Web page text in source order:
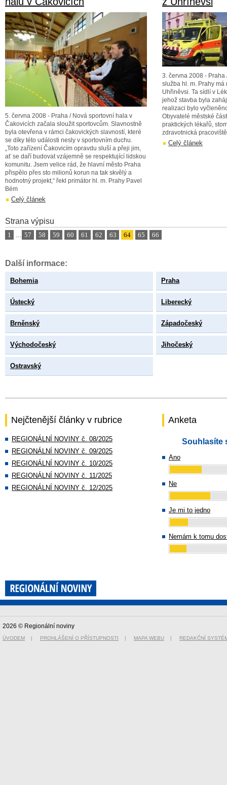
5. června 2008 - Praha / Nová sportovní hala v
Čakovicích začala sloužit sportovcům. Slavnostně
byla otevřena v rámci čakovických slavností, které
se díky této události nesly v sportovním duchu.
„Toto zařízení Čakovicím opravdu sluší a přeji jim,
ať se daří budovat vzájemně se respektující lidskou
komunitu. Jsem velice rád, že hlavní město Praha
přispělo přes sto milionů korun na tak skvělý a
hodnotný projekt,“ řekl primátor hl. m. Prahy Pavel
Bém
Celý článek
3. června 2008 -
služba hl. m. Prahy
Uhřiněvsi. Ta sídlí v
jehož stavba byla
realizaci bylo
Obyvatelé městské
praktických lékařů,
zdravotnická
Celý článek
Strana výpisu
1 ... 57 58 59 60 61 62 63 64 65 66
Další informace:
Bohemia Praha
Ústecký Liberecký
Brněnský Západočeský
Východočeský Jihočeský
Ostravský
Nejčtenější články v rubrice
REGIONÁLNÍ NOVINY č. 08/2025
REGIONÁLNÍ NOVINY č. 09/2025
REGIONÁLNÍ NOVINY č. 10/2025
REGIONÁLNÍ NOVINY č. 11/2025
REGIONÁLNÍ NOVINY č. 12/2025
Anketa
Souhlasíte
Ano
Ne
Je mi to jedno
Nemám k tomu
2026 © Regionální noviny
ÚVODEM | PROHLÁŠENÍ O PŘÍSTUPNOSTI | MAPA WEBU | REDAKČNÍ